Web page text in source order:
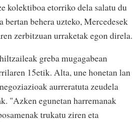
kolektiboa etorriko dela salatu du
bertan behera uzteko, Mercedesek
zerbitzuan urraketak egon direla.
greba mugagabean
15etik. Alta, une honetan lan
aurreratuta zeudela
"Azken egunetan harremanak
trukatu ziren eta